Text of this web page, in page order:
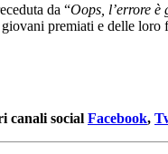
da “Oops, l’errore è
premiati e delle
canali social Facebook,